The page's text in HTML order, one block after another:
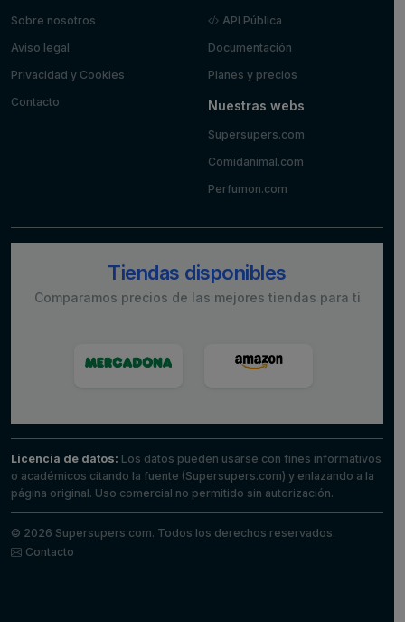
Sobre nosotros
Aviso legal
Privacidad y Cookies
Contacto
API Pública
Documentación
Planes y precios
Nuestras webs
Supersupers.com
Comidanimal.com
Perfumon.com
Tiendas disponibles
Comparamos precios de las mejores tiendas para ti
Licencia de datos: Los datos pueden usarse con fines informativos
o académicos citando la fuente (Supersupers.com) y enlazando a la
página original. Uso comercial no permitido sin autorización.
© 2026 Supersupers.com. Todos los derechos reservados.
Contacto